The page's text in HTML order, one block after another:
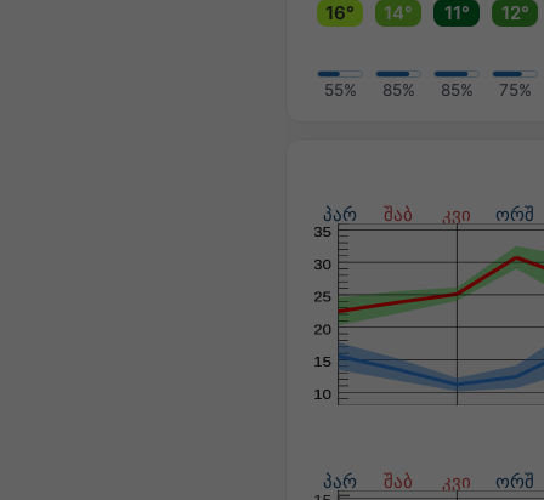
16°
14° 11° 12°
55% 85% 85% 75%
პარ შაბ კვი ორშ
პარ შაბ კვი ორშ